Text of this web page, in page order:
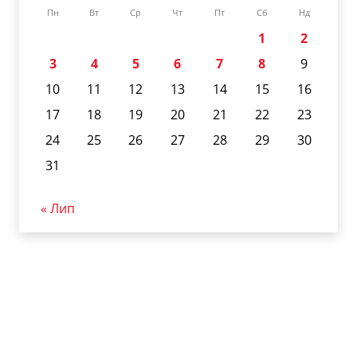
Пн Вт Ср Чт Пт Сб Нд
1
2
3
4 5 6 7 8
9
10
11 12 13 14 15
16
17
18 19 20 21 22
23
24
25 26 27 28 29
30
31
« Лип